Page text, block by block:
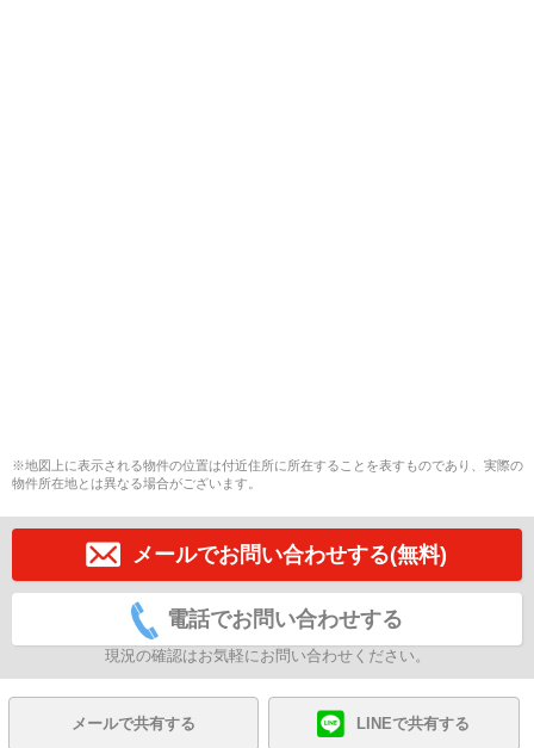
※地図上に表示される物件の位置は付近住所に所在することを表すものであり、実際の
物件所在地とは異なる場合がございます。
メールでお問い合わせする(無料)
電話でお問い合わせする
現況の確認はお気軽にお問い合わせください。
メールで共有する LINEで共有する